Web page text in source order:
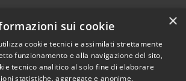
Copyright © 2026 • Comune di
Termini Imerese • Powered
×
sui cookie
cookie tecnici e assimilati strettamente
funzionamento e alla navigazione del sito,
tecnico analitico al solo fine di elaborare
statistiche, aggregate e anonime.